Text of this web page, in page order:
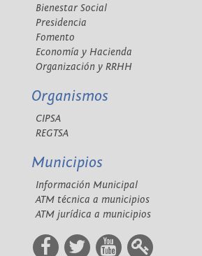
Bienestar Social
Presidencia
Fomento
Economía y Hacienda
Organización y RRHH
Organismos
CIPSA
REGTSA
Municipios
Información Municipal
ATM técnica a municipios
ATM jurídica a municipios